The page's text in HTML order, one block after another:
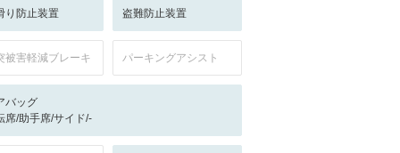
り防止装置 盗難防止装置
被害軽減ブレーキ パーキングアシスト
バッグ
席/助手席/サイド/-